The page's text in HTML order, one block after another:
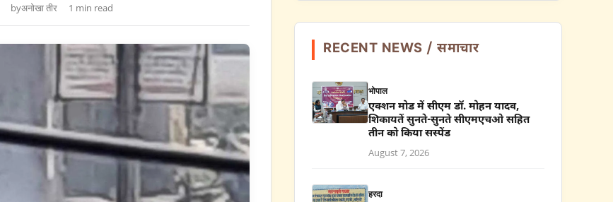
byअनोखा तीर 1 min read
RECENT NEWS / समाचार
भोपाल
एक्शन मोड में सीएम डॉ. मोहन यादव,
शिकायतें सुनते-सुनते सीएमएचओ सहित
तीन को किया सस्पेंड
August 7, 2026
हरदा